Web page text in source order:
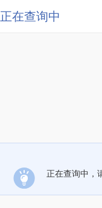
正在查询中
正在查询中，